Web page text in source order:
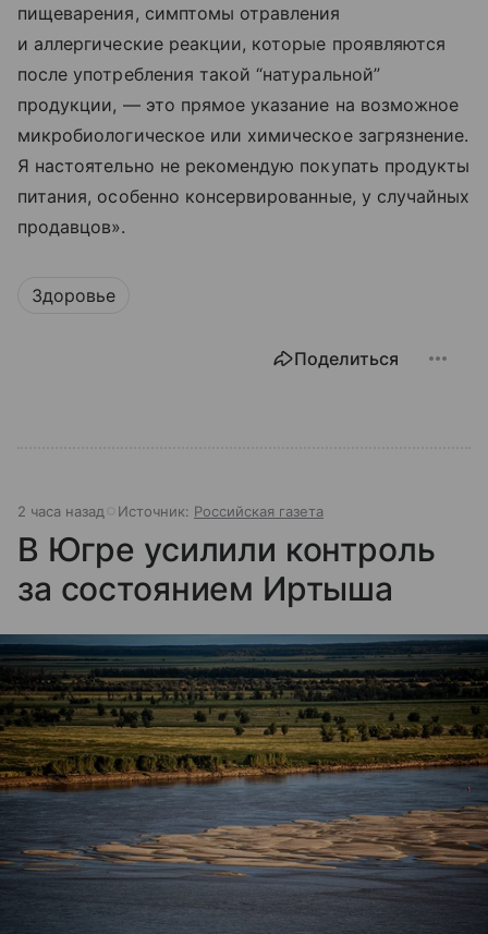
пищеварения, симптомы отравления
и аллергические реакции, которые проявляются
после употребления такой “натуральной”
продукции, — это прямое указание на возможное
микробиологическое или химическое загрязнение.
Я настоятельно не рекомендую покупать продукты
питания, особенно консервированные, у случайных
продавцов».
Здоровье
Поделиться
2 часа назад Источник: Российская газета
В Югре усилили контроль
за состоянием Иртыша